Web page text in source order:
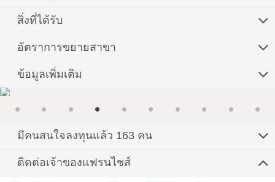
สิ่งที่ได้รับ
อัตราการขยายสาขา
ข้อมูลเพิ่มเติม
มีคนสนใจลงทุนแล้ว 163 คน
ติดต่อเจ้าของแฟรนไชส์